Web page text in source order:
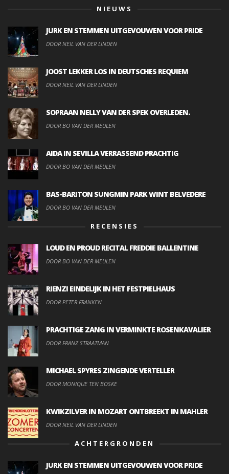
NIEUWS
JURK EN STEMMEN UITGEVOUWEN VOOR PRIDE
DOOR NEIL VAN DER LINDEN
JOOST LEKKER LOS IN DEUTSCHES REQUIEM
DOOR NEIL VAN DER LINDEN
SOPRAAN NELLY VAN DER SPEK OVERLEDEN.
DOOR BO VAN DER MEULEN
AIDA IN SEVILLA VERRASSEND PRACHTIG
DOOR BO VAN DER MEULEN
BAS-BARITON SUNGMIN PARK WINT BELVEDERE
DOOR BO VAN DER MEULEN
RECENSIES
LOUD EN PROUD RECITAL FREDDIE BALLENTINE
DOOR BO VAN DER MEULEN
RIENZI EINDELIJK IN HET FESTPIELHAUS
DOOR PETER FRANKEN
PRACHTIGE ZANG IN VERMINKTE ROSENKAVALIER
DOOR FRANZ STRAATMAN
MICHAEL SPYRES ZINGENDE VERTELLER
DOOR MONIQUE TEN BOSKE
KWIKZILVER IN MOZART ONTBREEKT IN MAHLER
DOOR NEIL VAN DER LINDEN
ACHTERGRONDEN
JURK EN STEMMEN UITGEVOUWEN VOOR PRIDE